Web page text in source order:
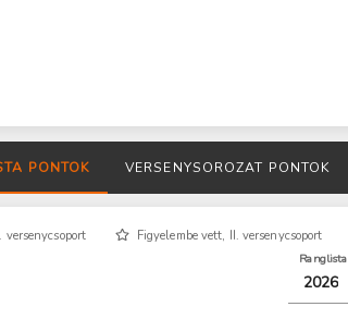
PONTOK VERSENYSOROZAT PONTOK
versenycsoport Figyelembe vett, II. versenycsoport
Ranglista
2026